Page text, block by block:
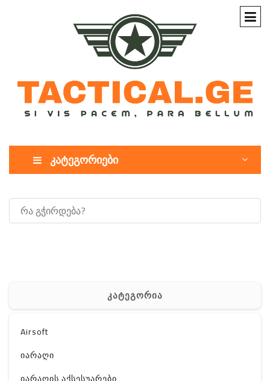
კატეგორიები
კატეგორია
Airsoft
იარაღი